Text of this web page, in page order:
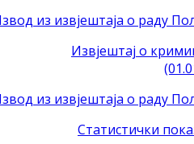
из извјештаја о раду
Извјештај о
из извјештаја о раду
Статистички